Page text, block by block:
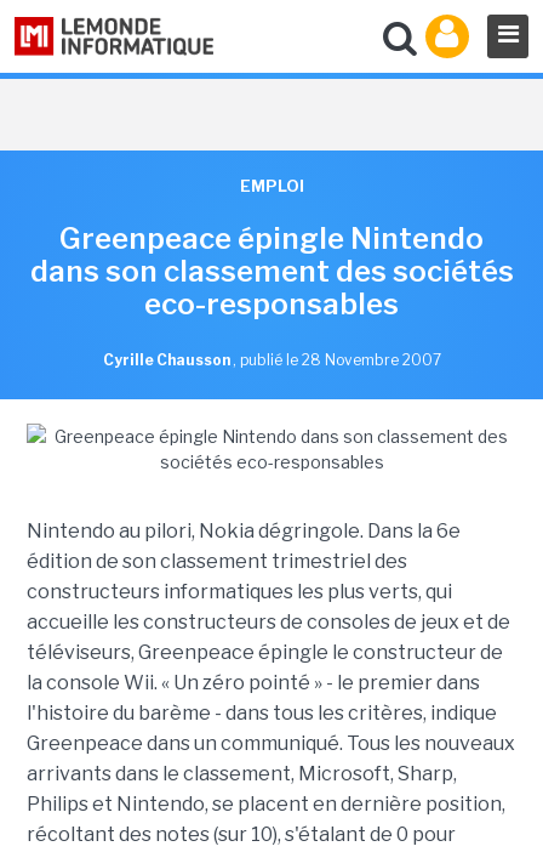
EMPLOI
Greenpeace épingle Nintendo
dans son classement des sociétés
eco-responsables
Cyrille Chausson , publié le 28 Novembre 2007
Nintendo au pilori, Nokia dégringole. Dans la 6e
édition de son classement trimestriel des
constructeurs informatiques les plus verts, qui
accueille les constructeurs de consoles de jeux et de
téléviseurs, Greenpeace épingle le constructeur de
la console Wii. « Un zéro pointé » - le premier dans
l'histoire du barème - dans tous les critères, indique
Greenpeace dans un communiqué. Tous les nouveaux
arrivants dans le classement, Microsoft, Sharp,
Philips et Nintendo, se placent en dernière position,
récoltant des notes (sur 10), s'étalant de 0 pour